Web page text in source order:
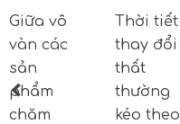
Giữa vô
vàn các
sản
phẩm
chăm
Thời tiết
thay đổi
thất
thường
kéo theo